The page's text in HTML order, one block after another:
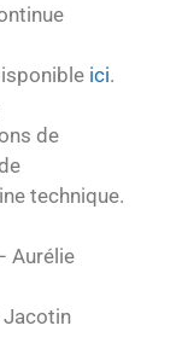
ici.
de
technique.
Aurélie
Jacotin